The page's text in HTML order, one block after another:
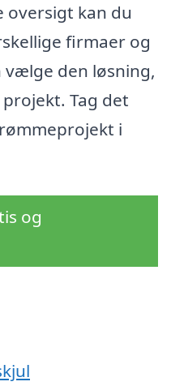
oversigt kan du
firmaer og
vælge den løsning,
Tag det
i
og